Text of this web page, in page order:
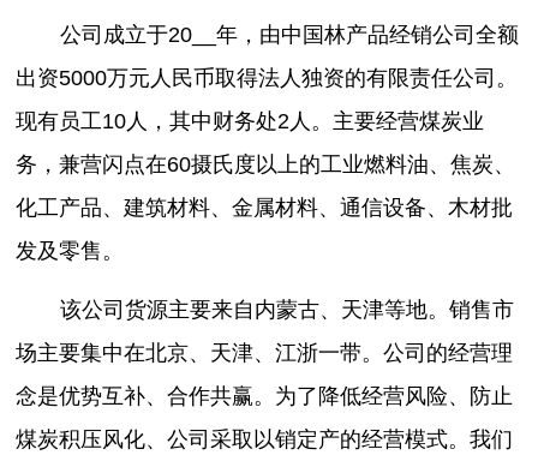
公司成立于20__年，由中国林产品经销公司全额
出资5000万元人民币取得法人独资的有限责任公司。
现有员工10人，其中财务处2人。主要经营煤炭业
务，兼营闪点在60摄氏度以上的工业燃料油、焦炭、
化工产品、建筑材料、金属材料、通信设备、木材批
发及零售。
该公司货源主要来自内蒙古、天津等地。销售市
场主要集中在北京、天津、江浙一带。公司的经营理
念是优势互补、合作共赢。为了降低经营风险、防止
煤炭积压风化、公司采取以销定产的经营模式。我们